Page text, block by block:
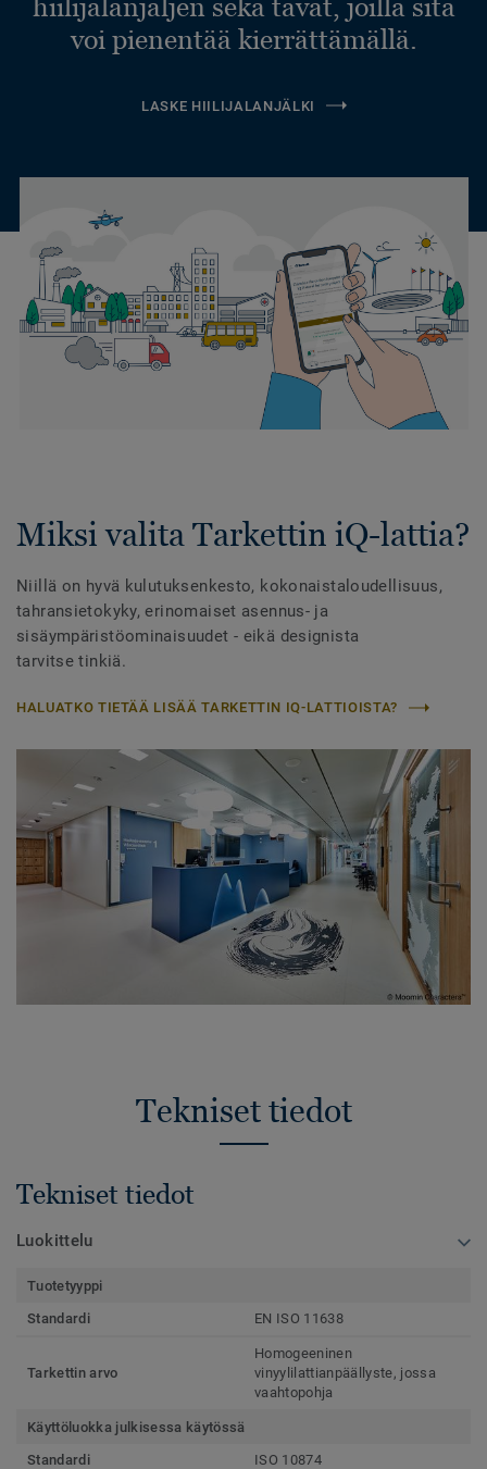
hiilijalanjäljen sekä tavat, joilla sitä
voi pienentää kierrättämällä.
LASKE HIILIJALANJÄLKI
Miksi valita Tarkettin iQ-lattia?
Niillä on hyvä kulutuksenkesto, kokonaistaloudellisuus,
tahransietokyky, erinomaiset asennus- ja
sisäympäristöominaisuudet - eikä designista
tarvitse tinkiä.
HALUATKO TIETÄÄ LISÄÄ TARKETTIN IQ-LATTIOISTA?
Tekniset tiedot
Tekniset tiedot
Luokittelu
Tuotetyyppi
Standardi
EN ISO 11638
Tarkettin arvo
Homogeeninen
vinyylilattianpäällyste, jossa
vaahtopohja
Käyttöluokka julkisessa käytössä
Standardi
ISO 10874